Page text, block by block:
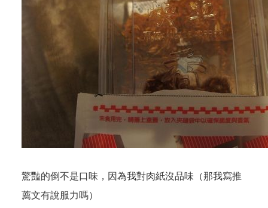
驚豔的倒不是口味，因為我對肉紙沒品味（那我寫推
薦文有說服力嗎）